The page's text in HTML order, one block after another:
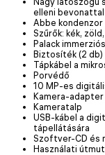
elleni bevonattal
Abbe kondenzor
Szűrők: kék,
Palack
Biztosíték (2 db)
Tápkábel a
Porvédő
10 MP-es
Kamera-adapter
Kameratalp
USB-kábel a
tápellátására
Szoftver-CD és
Használati